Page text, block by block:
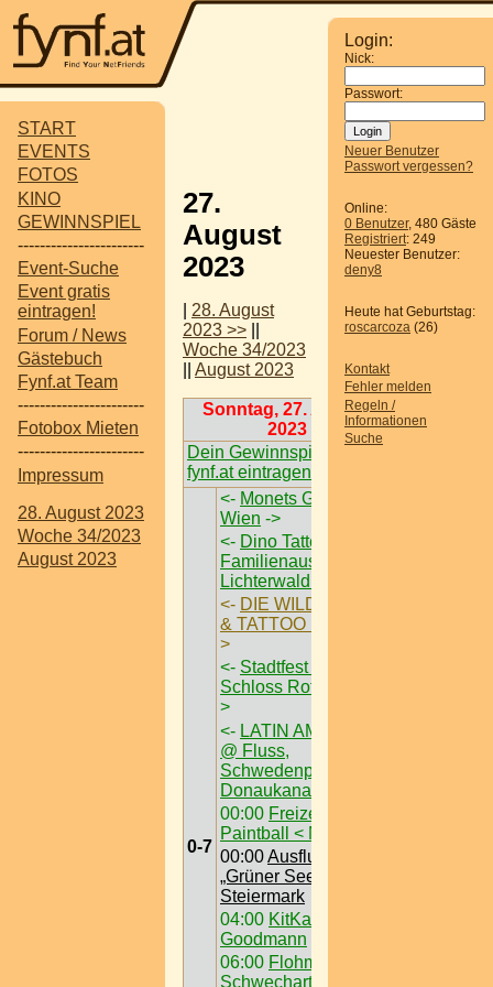
START
EVENTS
FOTOS
KINO
GEWINNSPIEL
-----------------------
Event-Suche
Event gratis
eintragen!
Forum / News
Gästebuch
Fynf.at Team
-----------------------
Fotobox Mieten
-----------------------
Impressum
28. August 2023
Woche 34/2023
August 2023
Login:
Nick:
Passwort:
Neuer Benutzer
Passwort vergessen?
Online:
0 Benutzer, 480 Gäste
Registriert: 249
Neuester Benutzer:
deny8
Heute hat Geburtstag:
roscarcoza (26)
Kontakt
Fehler melden
Regeln /
Informationen
Suche
27.
August
2023
28. August
2023 >>
Woche 34/2023
August 2023
Sonntag, 27. August
2023
Dein Gewinnspiel auf
fynf.at eintragen
0-7
<- Monets Garten
Wien ->
<- Dino Tattendorf
Familienausflug im
Lichterwald
<- DIE WILDSTYLE
& TATTOO MESSE
>
<- Stadtfest 2023 @
Schloss Rothmühle
>
<- LATIN AM FLUSS
@ Fluss,
Schwedenplatz am
Donaukanal
00:00 Freizeit /
Paintball < Nö >
00:00Ausflugsziel /
„Grüner See“ @
Steiermark
04:00 KitKatClub @
Goodmann
06:00 Flohmarkt /
Schwecharter